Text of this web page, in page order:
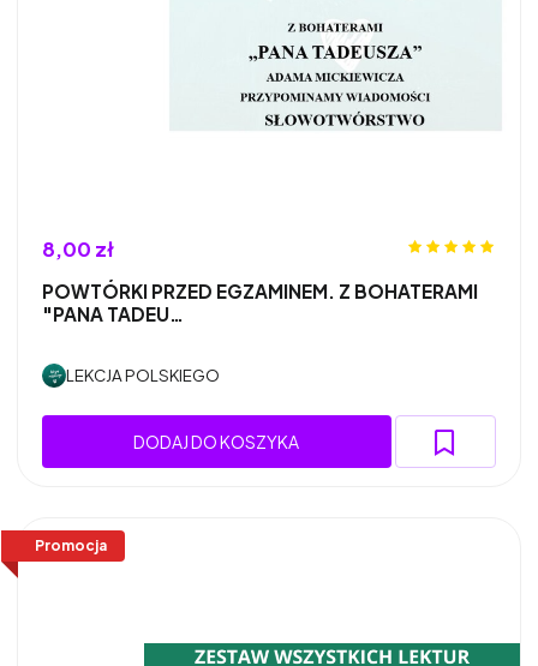
8,00 zł
POWTÓRKI PRZED EGZAMINEM. Z BOHATERAMI
"PANA TADEU…
LEKCJA POLSKIEGO
DODAJ DO KOSZYKA
Promocja